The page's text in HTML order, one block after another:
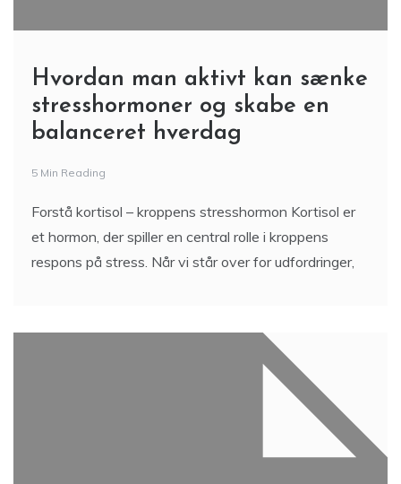
Hvordan man aktivt kan sænke
stresshormoner og skabe en
balanceret hverdag
5 Min Reading
Forstå kortisol – kroppens stresshormon Kortisol er
et hormon, der spiller en central rolle i kroppens
respons på stress. Når vi står over for udfordringer,